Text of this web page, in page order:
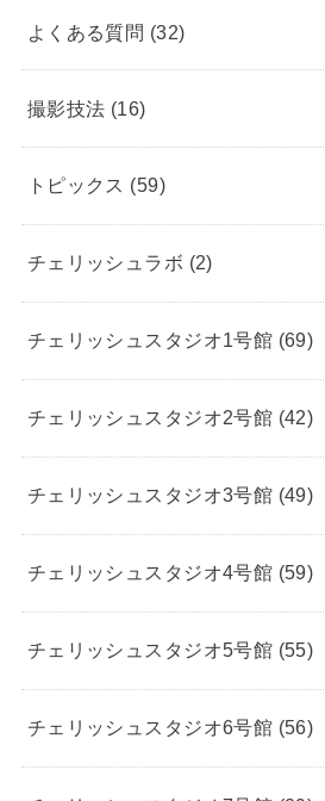
よくある質問 (32)
撮影技法 (16)
トピックス (59)
チェリッシュラボ (2)
チェリッシュスタジオ1号館 (69)
チェリッシュスタジオ2号館 (42)
チェリッシュスタジオ3号館 (49)
チェリッシュスタジオ4号館 (59)
チェリッシュスタジオ5号館 (55)
チェリッシュスタジオ6号館 (56)